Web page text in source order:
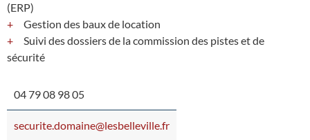
(ERP)
Gestion des baux de location
Suivi des dossiers de la commission des pistes et de
sécurité
04 79 08 98 05
securite.domaine@lesbelleville.fr